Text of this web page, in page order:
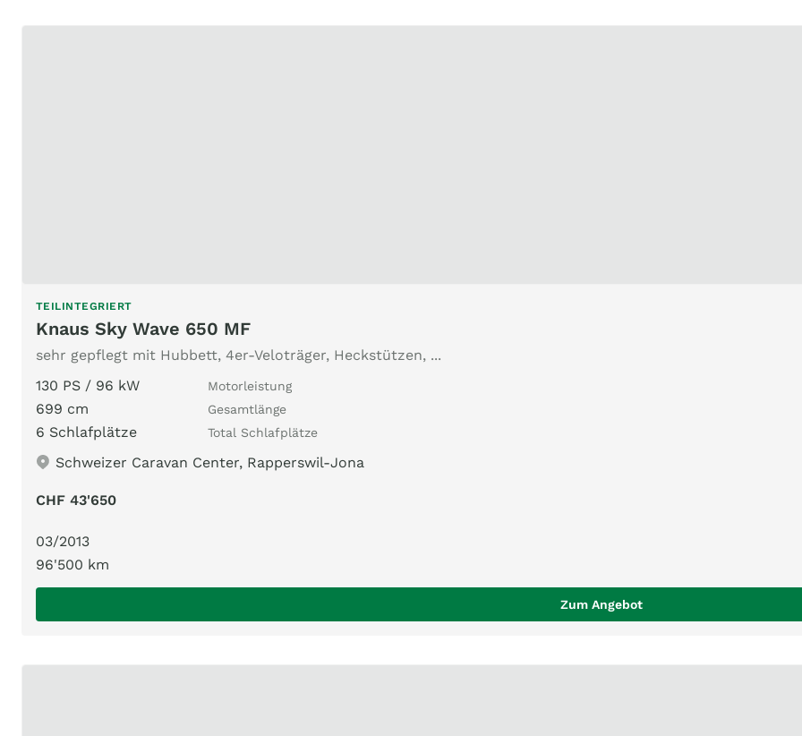
TEILINTEGRIERT
Knaus Sky Wave 650 MF
sehr gepflegt mit Hubbett, 4er-Veloträger, Heckstützen, ...
130 PS / 96 kW
Motorleistung
699 cm Gesamtlänge
6 Schlafplätze Total Schlafplätze
Schweizer Caravan Center, Rapperswil-Jona
CHF 43'650
03/2013
96'500 km
Zum Angebot